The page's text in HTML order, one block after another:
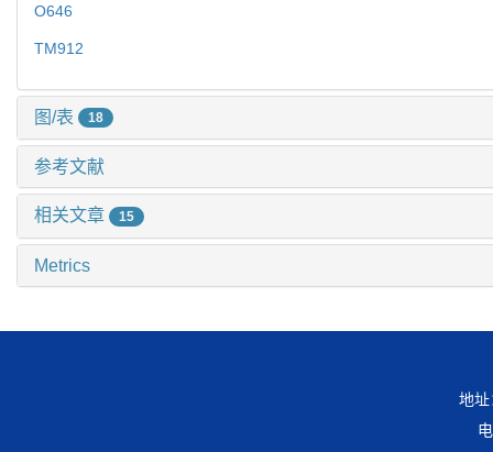
O646
TM912
图/表 18
参考文献
相关文章 15
Metrics
地